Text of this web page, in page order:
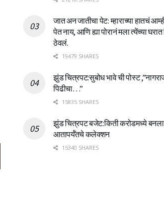
जात अन जातीचा पेट: म्हाराच्या हातचं
पेत नाय, आणि ह्या पोरानं मला त्येंच्या
ठेवलं.
19479 SHARES
झुंड चित्रपट:सुबोध भावे ची पोस्ट
पिढीचा…”
15835 SHARES
झुंड चित्रपट बजेट:किती करोडमध्ये
आतापर्यँतचे कलेक्शन
15340 SHARES